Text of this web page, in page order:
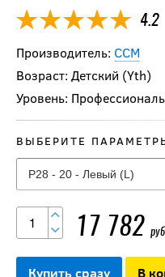
4.2
Производитель: CCM
Возраст: Детский (Yth)
Уровень:
ВЫБЕРИТЕ
17 782 руб.
Купить сразу В